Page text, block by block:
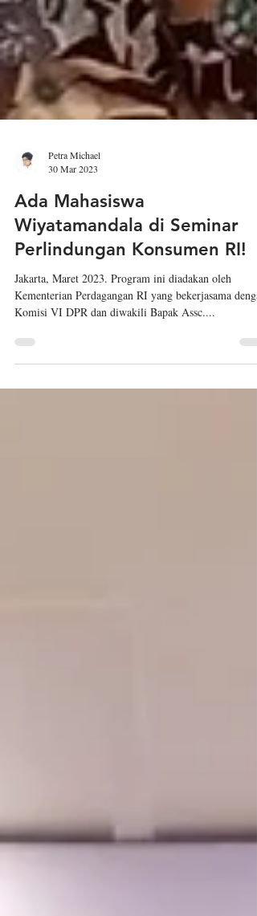
30 Mar 2023
Ada Mahasiswa
Wiyatamandala di Seminar
Perlindungan Konsumen RI!
Jakarta, Maret 2023. Program ini diadakan oleh
Kementerian Perdagangan RI yang bekerjasama
Komisi VI DPR dan diwakili Bapak Assc....